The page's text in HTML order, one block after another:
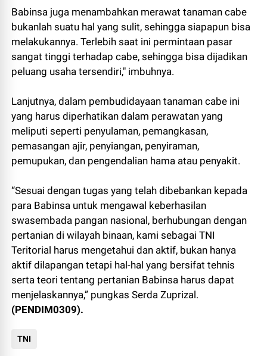
Babinsa juga menambahkan merawat tanaman cabe
bukanlah suatu hal yang sulit, sehingga siapapun bisa
melakukannya. Terlebih saat ini permintaan pasar
sangat tinggi terhadap cabe, sehingga bisa dijadikan
peluang usaha tersendiri," imbuhnya.
Lanjutnya, dalam pembudidayaan tanaman cabe ini
yang harus diperhatikan dalam perawatan yang
meliputi seperti penyulaman, pemangkasan,
pemasangan ajir, penyiangan, penyiraman,
pemupukan, dan pengendalian hama atau penyakit.
“Sesuai dengan tugas yang telah dibebankan kepada
para Babinsa untuk mengawal keberhasilan
swasembada pangan nasional, berhubungan dengan
pertanian di wilayah binaan, kami sebagai TNI
Teritorial harus mengetahui dan aktif, bukan hanya
aktif dilapangan tetapi hal-hal yang bersifat tehnis
serta teori tentang pertanian Babinsa harus dapat
menjelaskannya,” pungkas Serda Zuprizal.
(PENDIM0309).
TNI